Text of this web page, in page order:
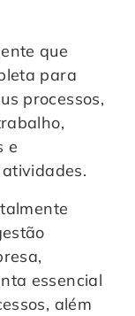
que
para
processos,
e
essencial
além